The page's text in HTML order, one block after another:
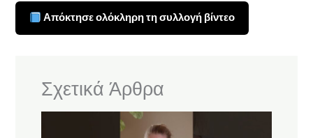
Απόκτησε ολόκληρη τη συλλογή βίντεο
Σχετικά Άρθρα